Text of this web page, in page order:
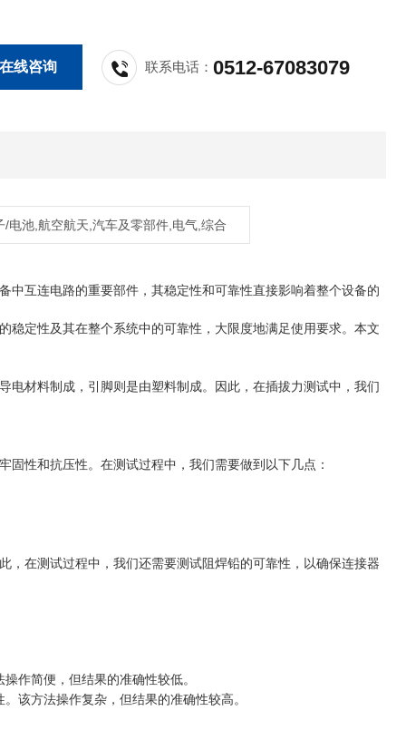
线咨询 联系电话：0512-67083079
/电池,航空航天,汽车及零部件,电气,综合
中互连电路的重要部件，其稳定性和可靠性直接影响着整个设备的
稳定性及其在整个系统中的可靠性，大限度地满足使用要求。本文
材料制成，引脚则是由塑料制成。因此，在插拔力测试中，我们
性和抗压性。在测试过程中，我们需要做到以下几点：
，在测试过程中，我们还需要测试阻焊铅的可靠性，以确保连接器
作简便，但结果的准确性较低。
该方法操作复杂，但结果的准确性较高。